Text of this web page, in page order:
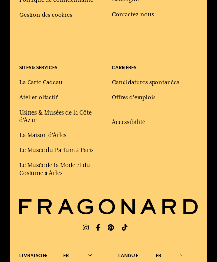
Gestion des cookies
SITES & SERVICES
La Carte Cadeau
Atelier olfactif
Usines & Musées de la Côte
d'Azur
La Maison d'Arles
Le Musée du Parfum à Paris
Le Musée de la Mode et du
Costume à Arles
Contactez-nous
CARRIÈRES
Candidatures spontanées
Offres d'emplois
Accessibilité
LIVRAISON: FR LANGUE: FR